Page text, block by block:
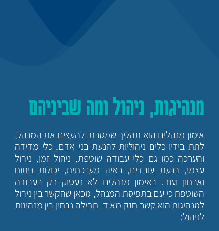
מנהיגות, ניהול ומה שביניהם
אימון מנהלים הוא תהליך שמטרתו להעצים את המנהל,
לתת בידיו כלים ניהוליות להנעת בני אדם, כלי מדידה
והערכה כמו גם כלי עבודה שוטפת, ניהול זמן, ניהול
עצמי, הנעת עובדים, ראיה מערכתית, יכולות ניתוח
ואבחון ועוד. באימון מנהלים לא נעסוק רק בעבודה
השוטפת כי עם בתפיסת המנהל, מכאן שהקשר בין ניהול
למנהיגות הוא קשר חזק מאוד. תחילה נבחין בין מנהיגות
לניהול: